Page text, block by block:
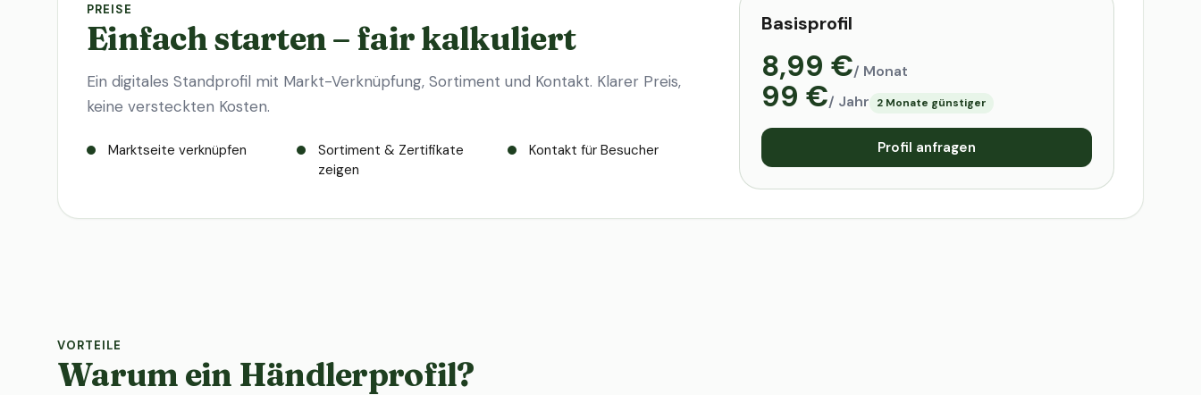
PREISE
Einfach starten – fair kalkuliert
Ein digitales Standprofil mit Markt-Verknüpfung, Sortiment und Kontakt. Klarer Preis,
keine versteckten Kosten.
Marktseite verknüpfen
Sortiment & Zertifikate
zeigen
Kontakt für Besucher
Basisprofil
8,99 €/ Monat
99 €/ Jahr 2 Monate günstiger
Profil anfragen
VORTEILE
Warum ein Händlerprofil?